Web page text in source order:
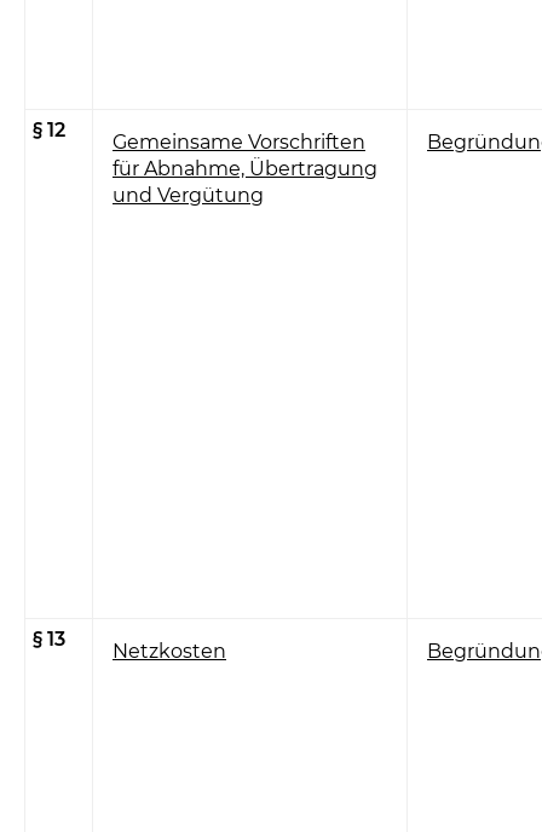
§ 12
Gemeinsame Vorschriften
für Abnahme, Übertragung
und Vergütung
§ 13
Netzkosten